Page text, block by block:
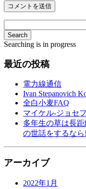
Search
Searching is in progress
最近の投稿
電力線通信
Ivan Stepanovich
全白小麦FAQ
マイケル-ジョセ
多年生の草は長
の世話をするなら!
アーカイブ
2022年1月